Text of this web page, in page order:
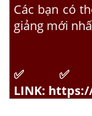
Các bạn có
giảng mới
✅
LINK: